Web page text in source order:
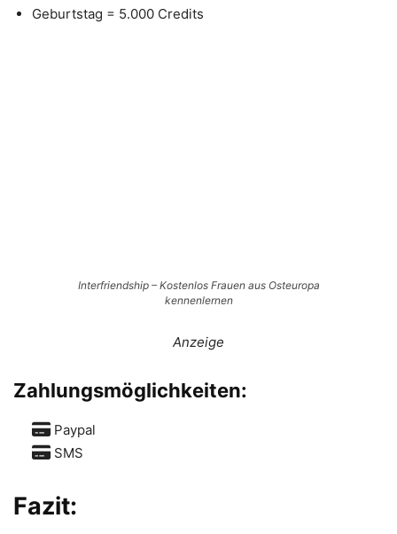
Geburtstag = 5.000 Credits
Interfriendship – Kostenlos Frauen aus Osteuropa
kennenlernen
Anzeige
Zahlungsmöglichkeiten:
Paypal
SMS
Fazit: